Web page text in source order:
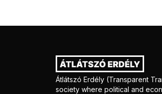
Átlátszó Erdély (Transparent
society where political and